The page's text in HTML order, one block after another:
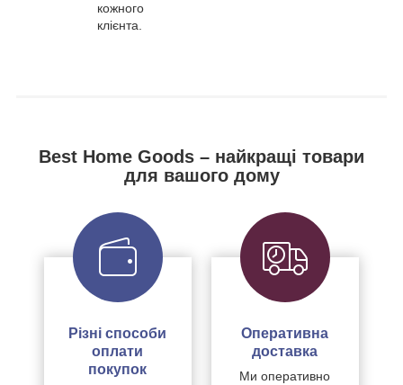
кожного
клієнта.
Best Home Goods – найкращі товари
для вашого дому
Різні способи
оплати
покупок
Оперативна
доставка
Ми оперативно